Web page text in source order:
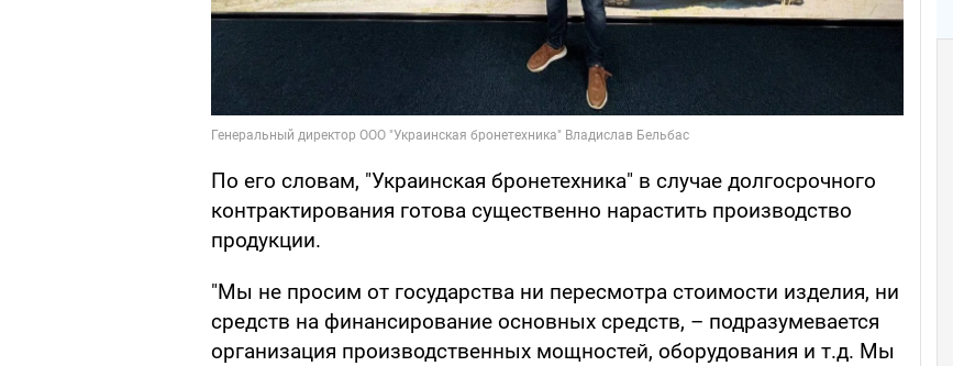
По его словам, "Украинская бронетехника" в случае долгосрочного
контрактирования готова существенно нарастить производство
продукции.
"Мы не просим от государства ни пересмотра стоимости изделия, ни
средств на финансирование основных средств, – подразумевается
организация производственных мощностей, оборудования и т.д. Мы